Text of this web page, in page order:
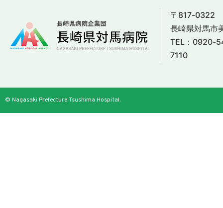
〒817-0322
長崎県対馬市
TEL： 0920-
7110
© Nagasaki Prefecture Tsushima Hospital.